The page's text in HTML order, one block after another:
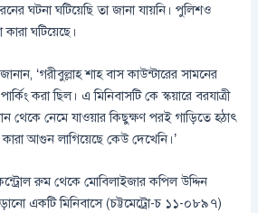
ঘটনা ঘটিয়েছি তা জানা যায়নি। পুলিশও
ঘটিয়েছে।
‘গরীবুল্লাহ শাহ বাস কাউন্টারের সামনের
করা ছিল। এ মিনিবাসটি কে স্কয়ারে বরযাত্রী
থেকে নেমে যাওয়ার কিছুক্ষণ পরই গাড়িতে হঠাৎ
আগুন লাগিয়েছে কেউ দেখেনি।’
রুম থেকে মোবিলাইজার কপিল উদ্দিন
একটি মিনিবাসে (চট্টমেট্রো-চ ১১-০৮৯৭)